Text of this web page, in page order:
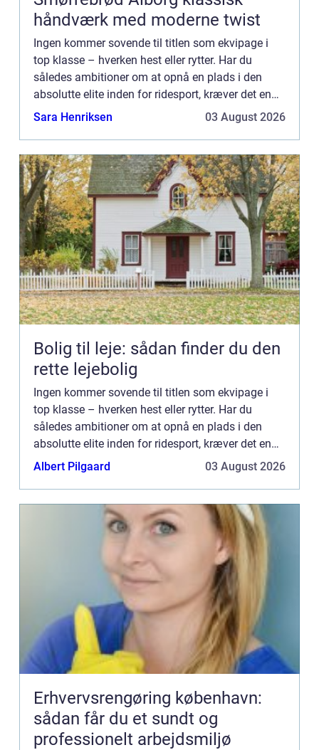
håndværk med moderne twist
Ingen kommer sovende til titlen som ekvipage i
top klasse – hverken hest eller rytter. Har du
således ambitioner om at opnå en plads i den
absolutte elite inden for ridesport, kræver det en
mægtig indsats fra såvel dig selv som fra den
Sara Henriksen 03 August 2026
Bolig til leje: sådan finder du den
rette lejebolig
Ingen kommer sovende til titlen som ekvipage i
top klasse – hverken hest eller rytter. Har du
således ambitioner om at opnå en plads i den
absolutte elite inden for ridesport, kræver det en
mægtig indsats fra såvel dig selv som fra den
Albert Pilgaard 03 August 2026
Erhvervsrengøring københavn:
sådan får du et sundt og
professionelt arbejdsmiljø